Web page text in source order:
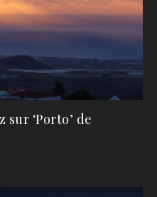
sur ‘Porto’ de